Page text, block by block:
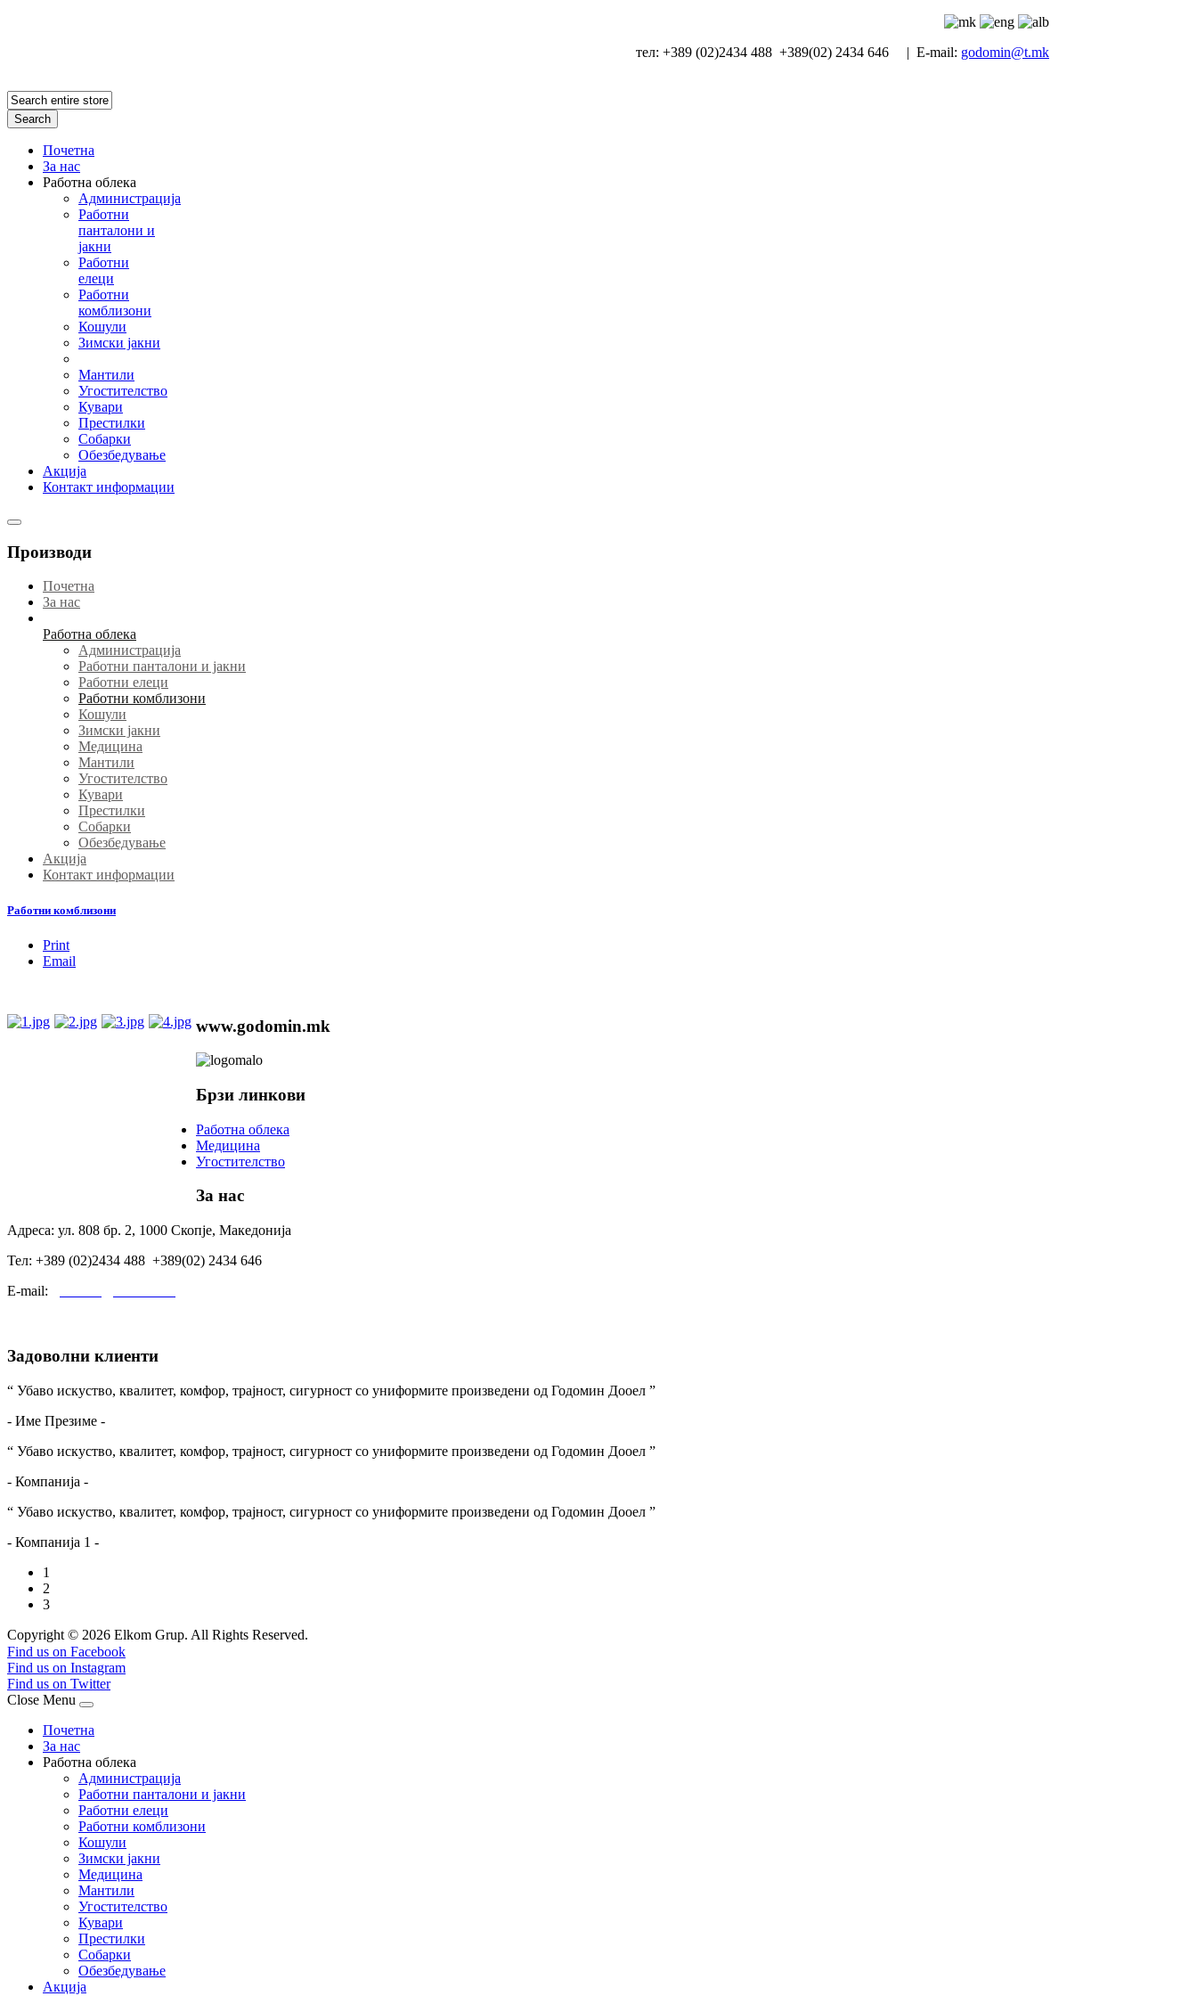
тел: +389 (02)2434 488 +389(02) 2434 646 | E-mail: godomin@t.mk
Search
Почетна
За нас
Работна облека
Администрација
Работни
панталони и
јакни
Работни
елеци
Работни
комблизони
Кошули
Зимски јакни
Мантили
Угостителство
Кувари
Престилки
Собарки
Обезбедување
Акција
Контакт информации
Производи
Почетна
За нас
Работна облека
Администрација
Работни панталони и јакни
Работни елеци
Работни комблизони
Кошули
Зимски јакни
Медицина
Мантили
Угостителство
Кувари
Престилки
Собарки
Обезбедување
Акција
Контакт информации
Работни комблизони
Print
Email
www.godomin.mk
Брзи линкови
Работна облека
Медицина
Угостителство
За нас
Адреса: ул. 808 бр. 2, 1000 Скопје, Македонија
Тел: +389 (02)2434 488 +389(02) 2434 646
E-mail:
Задоволни клиенти
“ Убаво искуство, квалитет, комфор, трајност, сигурност со униформите произведени од Годомин Дооел ”
- Име Презиме -
“ Убаво искуство, квалитет, комфор, трајност, сигурност со униформите произведени од Годомин Дооел ”
- Компанија -
“ Убаво искуство, квалитет, комфор, трајност, сигурност со униформите произведени од Годомин Дооел ”
- Компанија 1 -
1
2
3
Copyright © 2026 Elkom Grup. All Rights Reserved.
Joomla! 3 Templates
Find us on Facebook
Find us on Instagram
Find us on Twitter
Close Menu
Почетна
За нас
Работна облека
Администрација
Работни панталони и јакни
Работни елеци
Работни комблизони
Кошули
Зимски јакни
Медицина
Мантили
Угостителство
Кувари
Престилки
Собарки
Обезбедување
Акција